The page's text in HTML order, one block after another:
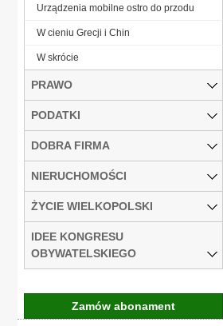
Urządzenia mobilne ostro do przodu
W cieniu Grecji i Chin
W skrócie
PRAWO
PODATKI
DOBRA FIRMA
NIERUCHOMOŚCI
ŻYCIE WIELKOPOLSKI
IDEE KONGRESU
OBYWATELSKIEGO
Zamów abonament